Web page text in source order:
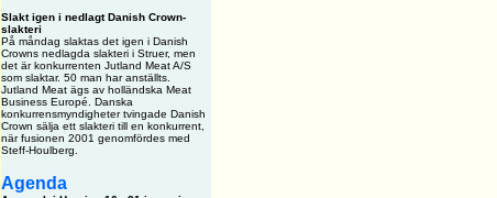
Slakt igen i nedlagt Danish Crown-
slakteri
På måndag slaktas det igen i Danish
Crowns nedlagda slakteri i Struer, men
det är konkurrenten Jutland Meat A/S
som slaktar. 50 man har anställts.
Jutland Meat ägs av holländska Meat
Business Europé. Danska
konkurrensmyndigheter tvingade Danish
Crown sälja ett slakteri till en konkurrent,
när fusionen 2001 genomfördes med
Steff-Houlberg.
Agenda